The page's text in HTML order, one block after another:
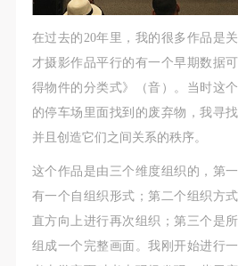
在过去的20年里，我的很多作品是
才摄影作品平行的有一个早期数据
得物件的分类式》（音）。当时这
的停车场里面找到的废弃物，我寻
并且创造它们之间关系的秩序。
这个作品是由三个维度组织的，第
有一个自组织形式；第二个组织方
直方向上进行再次组织；第三个是
组成一个完整画面。我刚开始进行
（1）、拍摄内容 乙方拍摄的带
容包括：①中央美术学院美术
内○3由中央美术学院公共教育
动。
（2）、使用形式 用于中央美术
附带光盘及宣传资料。
（3）、使用地域范围
适用地域范围包括国内和国外。
使用肖像的媒介限于不损害甲
（如杂志、网络等）。
（1）、拍摄内容 乙方拍摄的带
容包括：①中央美术学院美术
内○3由中央美术学院公共教育
动。
（2）、使用形式 用于中央美术
附带光盘及宣传资料。
（3）、使用地域范围
适用地域范围包括国内和国外。
使用肖像的媒介限于不损害甲
（如杂志、网络等）。
（1）、拍摄内容 乙方拍摄的带
容包括：①中央美术学院美术
内○3由中央美术学院公共教育
动。
（2）、使用形式 用于中央美术
附带光盘及宣传资料。
（3）、使用地域范围
适用地域范围包括国内和国外。
使用肖像的媒介限于不损害甲
（如杂志、网络等）。